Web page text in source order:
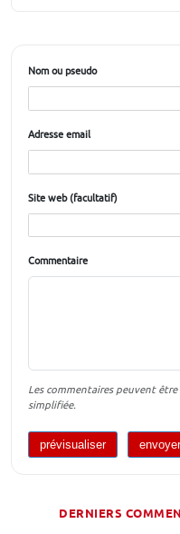
Nom ou pseudo
Adresse email
Site web (facultatif)
Commentaire
Les commentaires peuvent
simplifiée.
DERNIERS